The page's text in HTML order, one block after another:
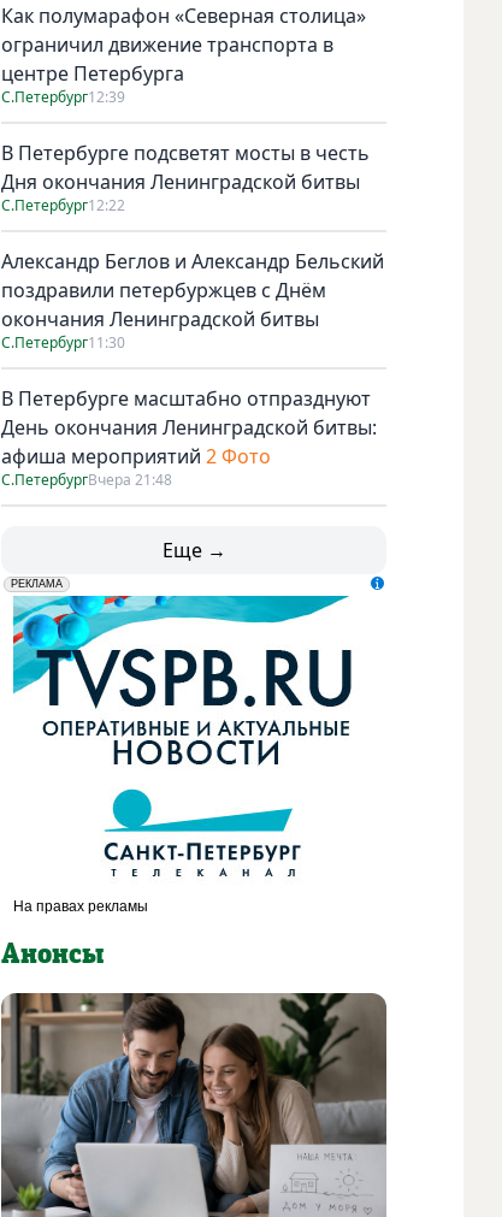
Как полумарафон «Северная столица»
ограничил движение транспорта в
центре Петербурга
С.Петербург12:39
В Петербурге подсветят мосты в честь
Дня окончания Ленинградской битвы
С.Петербург12:22
Александр Беглов и Александр Бельский
поздравили петербуржцев с Днём
окончания Ленинградской битвы
С.Петербург11:30
В Петербурге масштабно отпразднуют
День окончания Ленинградской битвы:
афиша мероприятий 2 Фото
С.ПетербургВчера 21:48
Еще →
erid: LdtCK5udn
РЕКЛАМА
АО "ГАТР", ИНН: 7841320717
Анонсы